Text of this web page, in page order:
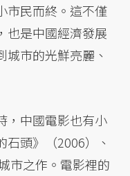
市民而終。這不僅
也是中國經濟發展
市的光鮮亮麗、
，中國電影也有小
頭》（2006）、
市之作。電影裡的